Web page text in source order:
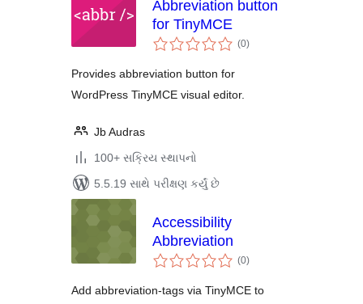
Abbreviation button
for TinyMCE
(0કુલ
રેટિંગ્સ
)
Provides abbreviation button for
WordPress TinyMCE visual editor.
Jb Audras
100+ સક્રિય સ્થાપનો
5.5.19 સાથે પરીક્ષણ કર્યું છે
Accessibility
Abbreviation
(0કુલ
રેટિંગ્સ
)
Add abbreviation-tags via TinyMCE to